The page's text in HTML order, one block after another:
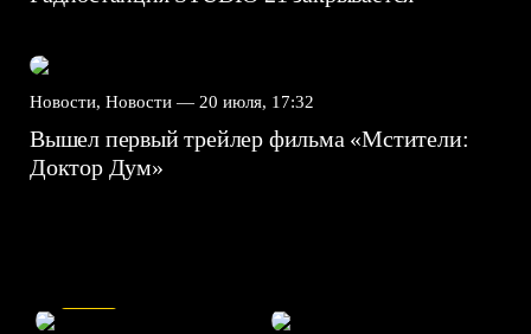
Новости, Новости — 20 июля, 17:32
Вышел первый трейлер фильма «Мстители:
Доктор Дум»